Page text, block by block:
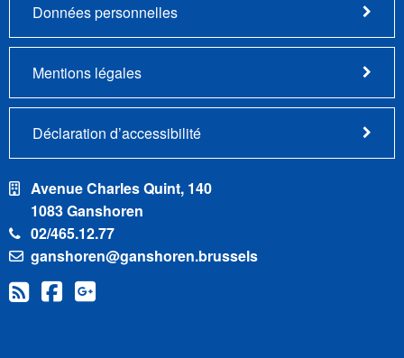
Données personnelles
Mentions légales
Déclaration d’accessibilité
Avenue Charles Quint, 140
1083 Ganshoren
02/465.12.77
ganshoren@ganshoren.brussels